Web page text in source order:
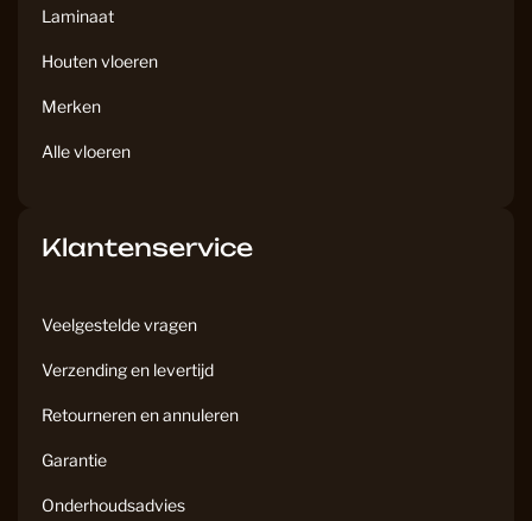
Laminaat
Houten vloeren
Merken
Alle vloeren
Klantenservice
Veelgestelde vragen
Verzending en levertijd
Retourneren en annuleren
Garantie
Onderhoudsadvies